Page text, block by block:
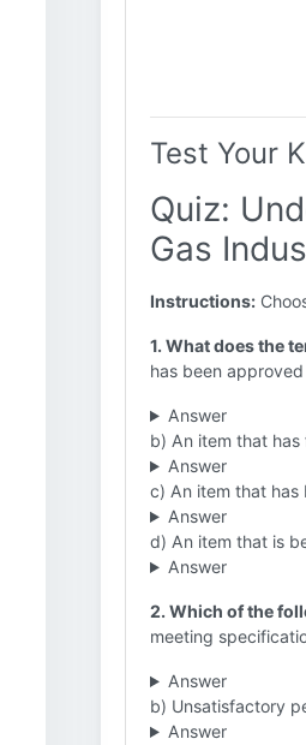
Test Your
Quiz:
Gas
Instructions:
1. What does the
has been
Answer
b) An item that
Answer
c) An item that has
Answer
d) An item that is
Answer
2. Which of the
meeting
Answer
b) Unsatisfactory
Answer